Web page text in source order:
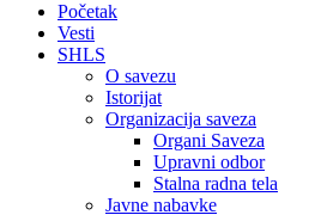
Početak
Vesti
SHLS
O savezu
Istorijat
Organizacija saveza
Organi Saveza
Upravni odbor
Stalna radna tela
Javne nabavke